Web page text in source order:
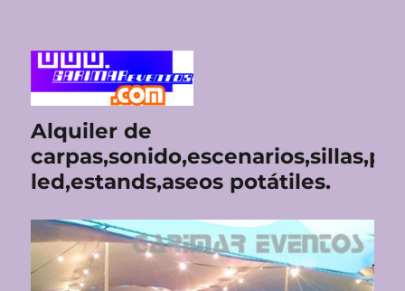
Alquiler de
led,estands,aseos potátiles.